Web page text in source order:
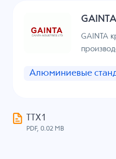
GAINTA
GAINTA
Алюминиевые
ТТХ1
PDF, 0.02 MB